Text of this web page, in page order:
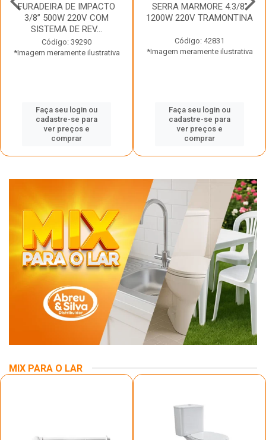
FURADEIRA DE IMPACTO
3/8” 500W 220V COM
SISTEMA DE REV...
Código: 39290
*Imagem meramente ilustrativa
Faça seu login ou
cadastre-se para
ver preços e
comprar
SERRA MARMORE 4.3/8”
1200W 220V TRAMONTINA
Código: 42831
*Imagem meramente ilustrativa
Faça seu login ou
cadastre-se para
ver preços e
comprar
MIX PARA O LAR